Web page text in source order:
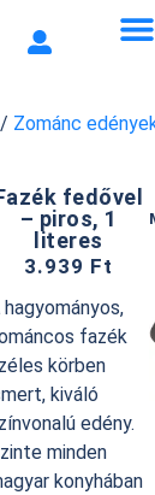
/ Zománc
fedővel
– piros, 1
literes
3.939 Ft
hagyományos,
fazék
körben
kiváló
edény.
minden
konyhában